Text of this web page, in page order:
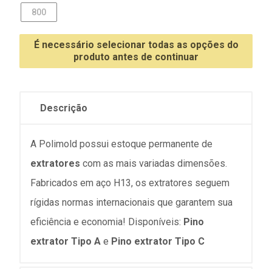
800
É necessário selecionar todas as opções do
produto antes de continuar
Descrição
A Polimold possui estoque permanente de
extratores com as mais variadas dimensões.
Fabricados em aço H13, os extratores seguem
rígidas normas internacionais que garantem sua
eficiência e economia! Disponíveis: Pino
extrator Tipo A e Pino extrator Tipo C